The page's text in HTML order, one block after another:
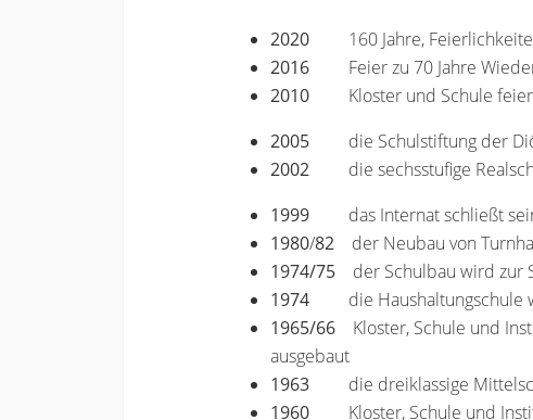
2020
160 Jahre,
2016 Feier zu 70 Jahre
2010 Kloster und Schule
2005 die Schulstiftung der
2002 die sechsstufige
1999 das Internat schließt
1980/82 der Neubau von
1974/75 der Schulbau wird zur
1974 die Haushaltungschule
1965/66 Kloster, Schule und
ausgebaut
1963 die dreiklassige
1960 Kloster, Schule und